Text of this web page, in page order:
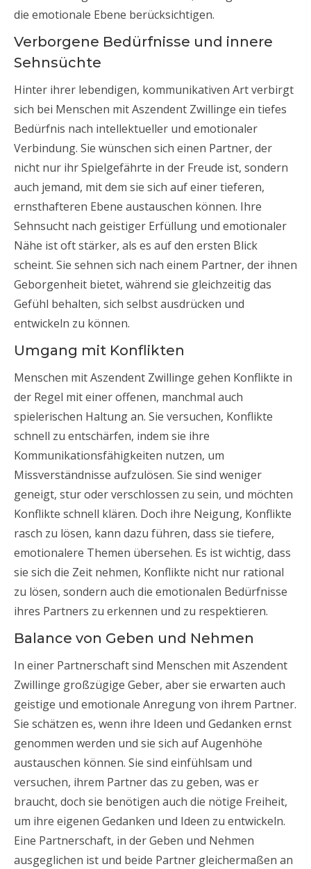
die emotionale Ebene berücksichtigen.
Verborgene Bedürfnisse und innere
Sehnsüchte
Hinter ihrer lebendigen, kommunikativen Art verbirgt
sich bei Menschen mit Aszendent Zwillinge ein tiefes
Bedürfnis nach intellektueller und emotionaler
Verbindung. Sie wünschen sich einen Partner, der
nicht nur ihr Spielgefährte in der Freude ist, sondern
auch jemand, mit dem sie sich auf einer tieferen,
ernsthafteren Ebene austauschen können. Ihre
Sehnsucht nach geistiger Erfüllung und emotionaler
Nähe ist oft stärker, als es auf den ersten Blick
scheint. Sie sehnen sich nach einem Partner, der ihnen
Geborgenheit bietet, während sie gleichzeitig das
Gefühl behalten, sich selbst ausdrücken und
entwickeln zu können.
Umgang mit Konflikten
Menschen mit Aszendent Zwillinge gehen Konflikte in
der Regel mit einer offenen, manchmal auch
spielerischen Haltung an. Sie versuchen, Konflikte
schnell zu entschärfen, indem sie ihre
Kommunikationsfähigkeiten nutzen, um
Missverständnisse aufzulösen. Sie sind weniger
geneigt, stur oder verschlossen zu sein, und möchten
Konflikte schnell klären. Doch ihre Neigung, Konflikte
rasch zu lösen, kann dazu führen, dass sie tiefere,
emotionalere Themen übersehen. Es ist wichtig, dass
sie sich die Zeit nehmen, Konflikte nicht nur rational
zu lösen, sondern auch die emotionalen Bedürfnisse
ihres Partners zu erkennen und zu respektieren.
Balance von Geben und Nehmen
In einer Partnerschaft sind Menschen mit Aszendent
Zwillinge großzügige Geber, aber sie erwarten auch
geistige und emotionale Anregung von ihrem Partner.
Sie schätzen es, wenn ihre Ideen und Gedanken ernst
genommen werden und sie sich auf Augenhöhe
austauschen können. Sie sind einfühlsam und
versuchen, ihrem Partner das zu geben, was er
braucht, doch sie benötigen auch die nötige Freiheit,
um ihre eigenen Gedanken und Ideen zu entwickeln.
Eine Partnerschaft, in der Geben und Nehmen
ausgeglichen ist und beide Partner gleichermaßen an